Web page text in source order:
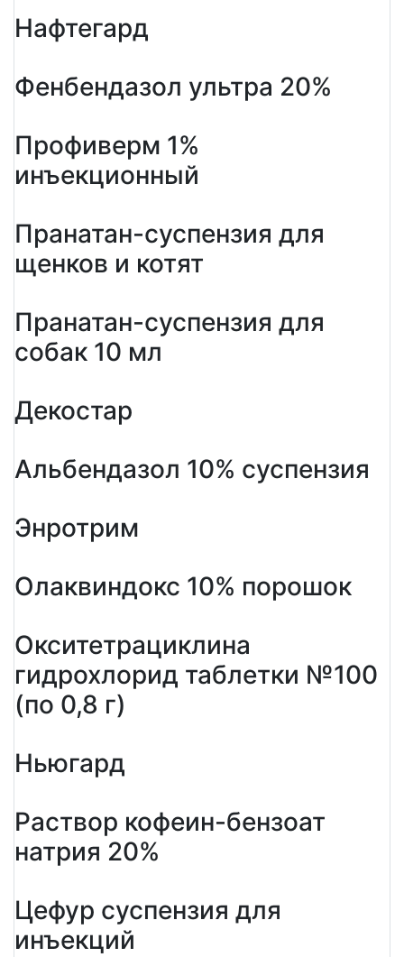
Нафтегард
Фенбендазол ультра 20%
Профиверм 1%
инъекционный
Пранатан-суспензия для
щенков и котят
Пранатан-суспензия для
собак 10 мл
Декостар
Альбендазол 10% суспензия
Энротрим
Олаквиндокс 10% порошок
Окситетрациклина
гидрохлорид таблетки №100
(по 0,8 г)
Ньюгард
Раствор кофеин-бензоат
натрия 20%
Цефур суспензия для
инъекций